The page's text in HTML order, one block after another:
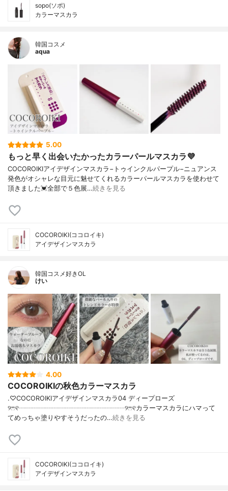
sopo(ソポ)
カラーマスカラ
韓国コスメ
aqua
5.00
もっと早く出会いたかったカラーパールマスカラ💜
COCOROIKIアイデザインマスカラ−トゥインクルパープル−ニュアンス
発色がオシャレな目元に魅せてくれるカラーパールマスカラを使わせて
頂きました💓全部で５色展…続きを見る
COCOROIKI(ココロイキ)
アイデザインマスカラ
韓国コスメ好きOL
けい
4.00
COCOROIKIの秋色カラーマスカラ
.♡COCOROIKIアイデザインマスカラ04 ディープローズ
୨ෆ୧┈┈┈┈┈┈┈┈┈┈┈┈┈┈┈┈୨ෆ୧カラーマスカラにハマって
てめっちゃ塗りやすそうだったの…続きを見る
COCOROIKI(ココロイキ)
アイデザインマスカラ